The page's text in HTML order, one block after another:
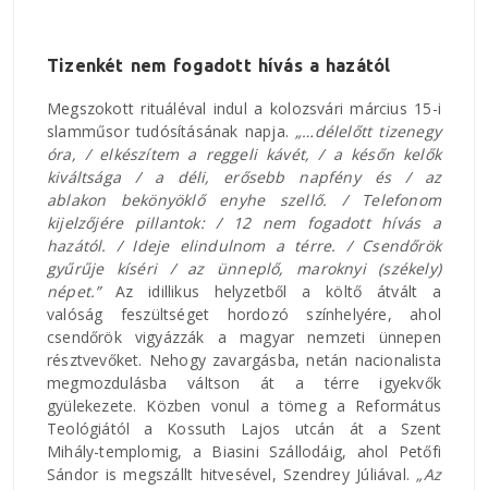
Tizenkét nem fogadott hívás a hazától
Megszokott rituáléval indul a kolozsvári március 15-i
slamműsor tudósításának napja. „…délelőtt tizenegy
óra, / elkészítem a reggeli kávét, / a későn kelők
kiváltsága / a déli, erősebb napfény és / az
ablakon bekönyöklő enyhe szellő. / Telefonom
kijelzőjére pillantok: / 12 nem fogadott hívás a
hazától. / Ideje elindulnom a térre. / Csendőrök
gyűrűje kíséri / az ünneplő, maroknyi (székely)
népet.”Az idillikus helyzetből a költő átvált a
valóság feszültséget hordozó színhelyére, ahol
csendőrök vigyázzák a magyar nemzeti ünnepen
résztvevőket. Nehogy zavargásba, netán nacionalista
megmozdulásba váltson át a térre igyekvők
gyülekezete. Közben vonul a tömeg a Református
Teológiától a Kossuth Lajos utcán át a Szent
Mihály-templomig, a Biasini Szállodáig, ahol Petőfi
Sándor is megszállt hitvesével, Szendrey Júliával. „Az